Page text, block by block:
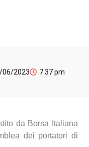
06/2023 7:37 pm
da Borsa Italiana
dei portatori di